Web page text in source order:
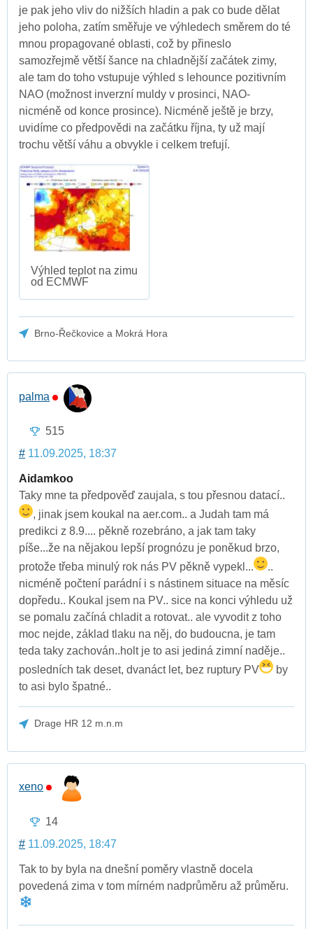
je pak jeho vliv do nižších hladin a pak co bude dělat
jeho poloha, zatím směřuje ve výhledech směrem do té
mnou propagované oblasti, což by přineslo
samozřejmě větší šance na chladnější začátek zimy,
ale tam do toho vstupuje výhled s lehounce pozitivním
NAO (možnost inverzní muldy v prosinci, NAO-
nicméně od konce prosince). Nicméně ještě je brzy,
uvidíme co předpovědi na začátku října, ty už mají
trochu větší váhu a obvykle i celkem trefují.
Výhled teplot na zimu
od ECMWF
Brno-Řečkovice a Mokrá Hora
palma
515
# 11.09.2025, 18:37
Aidamkoo
Taky mne ta předpověď zaujala, s tou přesnou datací..
, jinak jsem koukal na aer.com.. a Judah tam má
predikci z 8.9.... pěkně rozebráno, a jak tam taky
píše...že na nějakou lepší prognózu je poněkud brzo,
protože třeba minulý rok nás PV pěkně vypekl...
..
nicméně počtení parádní i s nástinem situace na měsíc
dopředu.. Koukal jsem na PV.. sice na konci výhledu už
se pomalu začíná chladit a rotovat.. ale vyvodit z toho
moc nejde, základ tlaku na něj, do budoucna, je tam
teda taky zachován..holt je to asi jediná zimní naděje..
posledních tak deset, dvanáct let, bez ruptury PV
by
to asi bylo špatné..
Drage HR 12 m.n.m
xeno
14
# 11.09.2025, 18:47
Tak to by byla na dnešní poměry vlastně docela
povedená zima v tom mírném nadprůměru až průměru.